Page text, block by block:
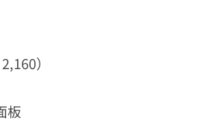
）
板